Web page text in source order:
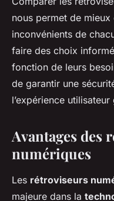
nous permet de
inconvénients de
faire des choix
fonction de leurs
de garantir une
l’expérience
Avantages des
numériques
Les rétroviseurs
majeure dans la